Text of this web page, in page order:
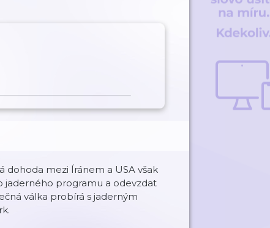
dohoda mezi Íránem a USA však
jaderného programu a odevzdat
válka probírá s jaderným